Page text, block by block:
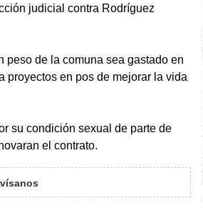
judicial contra Rodríguez
peso de la comuna sea gastado en
proyectos en pos de mejorar la vida
su condición sexual de parte de
el contrato.